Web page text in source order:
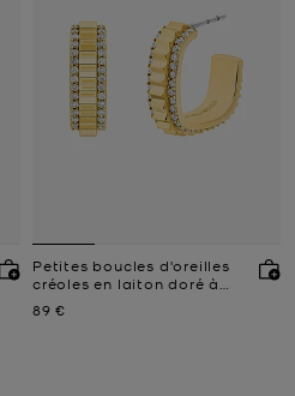
Petites boucles d'oreilles
créoles en laiton doré à
Prix actuel
89 €